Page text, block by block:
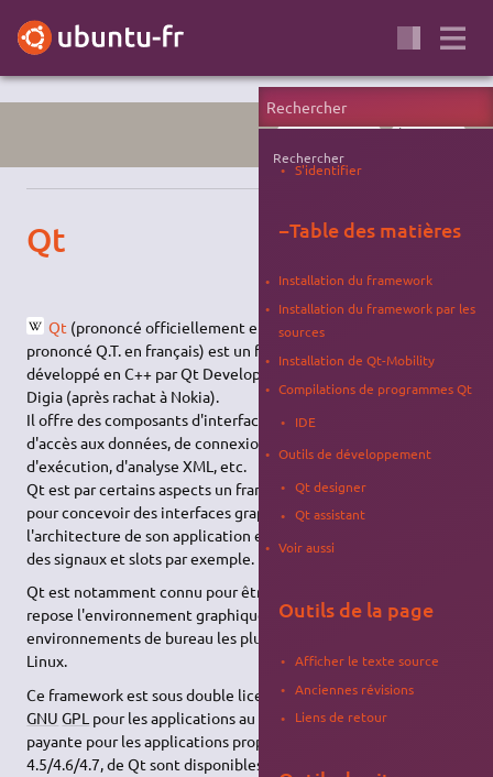
PROGRAMMATION À RECYCLER
Qt
Qt (prononcé officiellement en anglais cute (/kjuːt/) mais
prononcé Q.T. en français) est un framework orienté objet et
développé en C++ par Qt Development Frameworks, filiale de
Digia (après rachat à Nokia).
Il offre des composants d'interface graphique (widgets),
d'accès aux données, de connexions réseaux, de gestion des fils
d'exécution, d'analyse XML, etc.
Qt est par certains aspects un framework lorsqu'on l'utilise
pour concevoir des interfaces graphiques ou que l'on base
l'architecture de son application en utilisant les mécanismes
des signaux et slots par exemple.
Qt est notamment connu pour être la bibliothèque sur laquelle
repose l'environnement graphique KDE, l'un des
environnements de bureau les plus utilisés dans le monde
Linux.
Ce framework est sous double licence jusqu'à sa version 4.5:
GNU GPL pour les applications au code source ouvert, licence
payante pour les applications propriétaires. Les versions
4.5/4.6/4.7, de Qt sont disponibles sous licence
Rechercher
S'identifier
−Table des matières
Installation du framework
Installation du framework par les
sources
Installation de Qt-Mobility
Compilations de programmes Qt
IDE
Outils de développement
Qt designer
Qt assistant
Voir aussi
Outils de la page
Afficher le texte source
Anciennes révisions
Liens de retour